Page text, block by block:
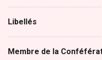
Libellés
Membre de la